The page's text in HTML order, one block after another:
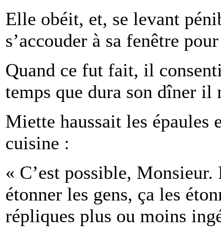
Elle obéit, et, se levant
s’accouder à sa fenêtre
Quand ce fut fait, il
temps que dura son dîner
Miette haussait les épaules
cuisine :
« C’est possible,
étonner les gens, ça les
répliques plus ou moins